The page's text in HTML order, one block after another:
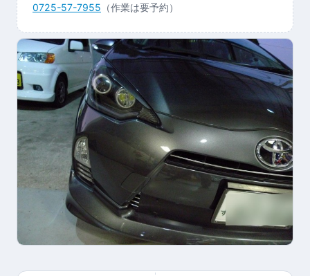
0725-57-7955 （作業は要予約）